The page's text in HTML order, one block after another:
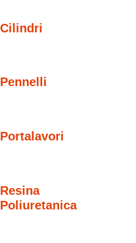
Cilindri
Pennelli
Portalavori
Resina
Poliuretanica